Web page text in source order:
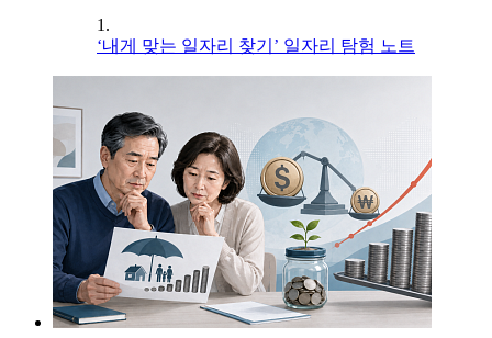
1.
‘내게 맞는 일자리 찾기’ 일자리 탐험 노트